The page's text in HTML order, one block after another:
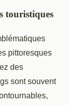
touristiques
pittoresques
des
sont souvent